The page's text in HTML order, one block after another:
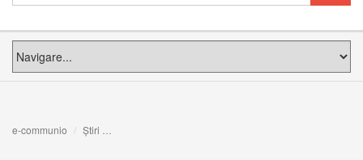
e-communio Știri